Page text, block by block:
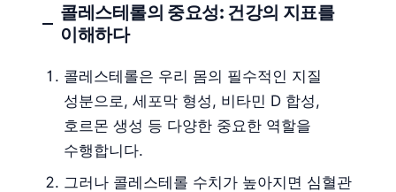
콜레스테롤의 중요성: 건강의 지표를
이해하다
콜레스테롤은 우리 몸의 필수적인 지질
성분으로, 세포막 형성, 비타민 D 합성,
호르몬 생성 등 다양한 중요한 역할을
수행합니다.
그러나 콜레스테롤 수치가 높아지면 심혈관